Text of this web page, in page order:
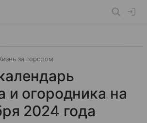
за городом
и огородника на
2024 года